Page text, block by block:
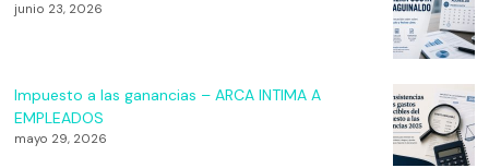
junio 23, 2026
Impuesto a las ganancias – ARCA INTIMA A
EMPLEADOS
mayo 29, 2026